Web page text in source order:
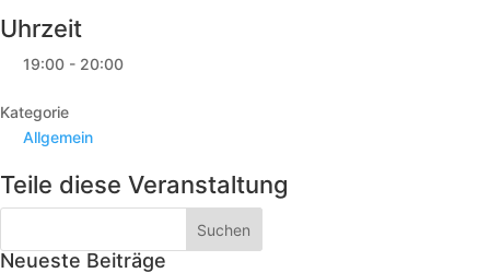
Uhrzeit
19:00 - 20:00
Kategorie
Allgemein
Teile diese Veranstaltung
Neueste Beiträge